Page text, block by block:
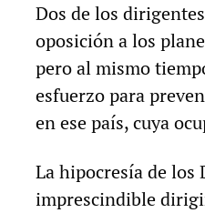
Dos de los
oposición a los
pero al mismo
esfuerzo para
en ese país, cuya
La hipocresía de los
imprescindible